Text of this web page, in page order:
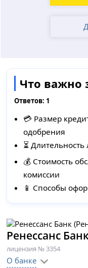
Что важно
Ответов: 1
💳 Размер
одобрения
⏳
💰 Стоимость
комиссии
📱 Способы
Ренессанс
лицензия № 3354
О банке